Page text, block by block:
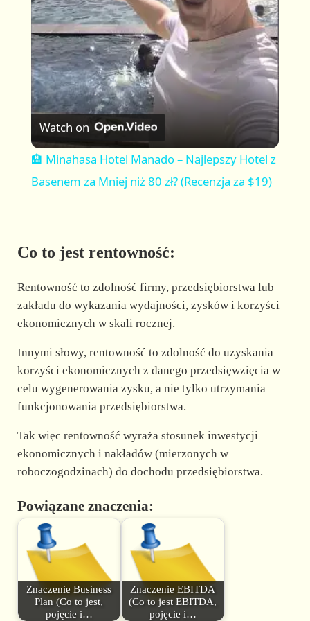
a
y
V
i
o
Watch on
🏨 Minahasa Hotel Manado – Najlepszy Hotel z
Basenem za Mniej niż 80 zł? (Recenzja za $19)
Co to jest rentowność:
Rentowność to zdolność firmy, przedsiębiorstwa lub
zakładu do wykazania wydajności, zysków i korzyści
ekonomicznych w skali rocznej.
Innymi słowy, rentowność to zdolność do uzyskania
korzyści ekonomicznych z danego przedsięwzięcia w
celu wygenerowania zysku, a nie tylko utrzymania
funkcjonowania przedsiębiorstwa.
Tak więc rentowność wyraża stosunek inwestycji
ekonomicznych i nakładów (mierzonych w
roboczogodzinach) do dochodu przedsiębiorstwa.
Powiązane znaczenia:
Znaczenie Business
Plan (Co to jest,
pojęcie i…
Znaczenie EBITDA
(Co to jest EBITDA,
pojęcie i…